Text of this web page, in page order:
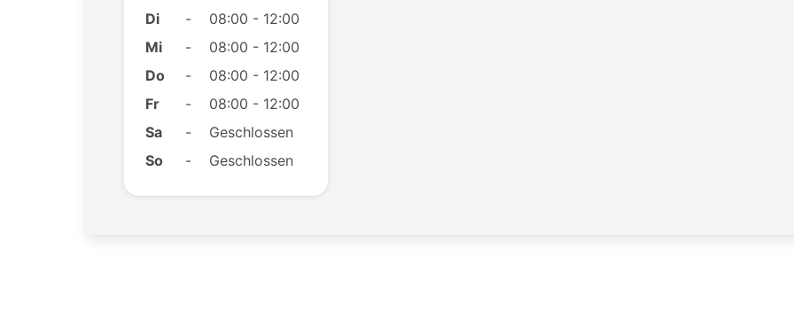
Di
-
08:00 - 12:00
Mi
-
08:00 - 12:00
Do
-
08:00 - 12:00
Fr
-
08:00 - 12:00
Sa
-
Geschlossen
So
- Geschlossen